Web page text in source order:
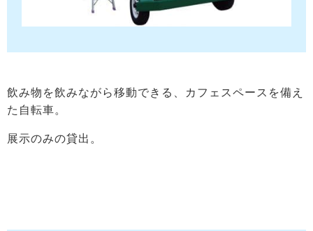
飲み物を飲みながら移動できる、カフェスペースを備え
た自転車。
展示のみの貸出。